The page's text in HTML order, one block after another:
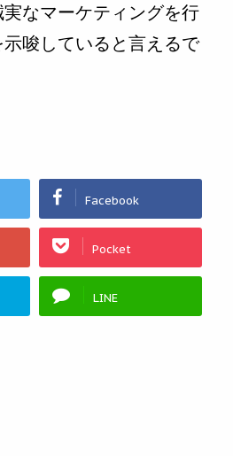
なマーケティングを行
唆していると言えるで
Facebook
Pocket
LINE